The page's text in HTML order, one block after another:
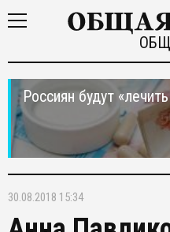
Россиян будут
30.08.2018 15:34